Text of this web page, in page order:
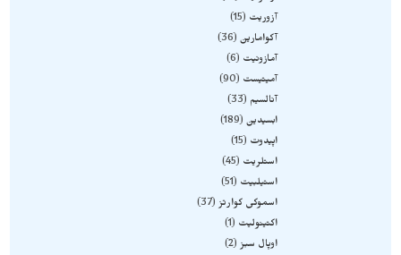
آزوریت
15
آکوامارین 36
آمازونیت
6
آمیتیست
90
آنالسیم
33
ابسیدین 189
اپیدوت
15
استلریت
45
استیلبیت
51
اسموکی کوارتز 37
اکتینولیت
1
اوپال سبز 2